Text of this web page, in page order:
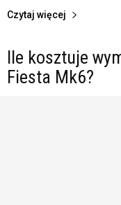
Czytaj więcej
Ile kosztuje
Fiesta Mk6?